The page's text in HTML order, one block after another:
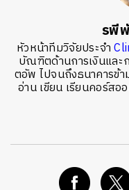
รพี
หัวหน้าทีมวิจัยประจำ
บัณฑิตด้านการเงินและ
ตอัพ ไปจนถึงธนาคารข้
อ่าน เขียน เรียนคอร์สอ